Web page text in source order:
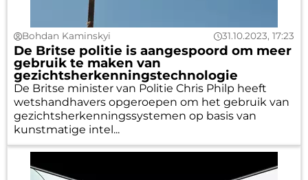
Bohdan Kaminskyi 31.10.2023, 17:23
De Britse politie is aangespoord om meer
gebruik te maken van
gezichtsherkenningstechnologie
De Britse minister van Politie Chris Philp heeft
wetshandhavers opgeroepen om het gebruik van
gezichtsherkenningssystemen op basis van
kunstmatige intel...